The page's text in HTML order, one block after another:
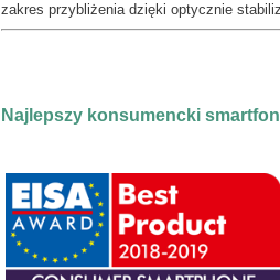
zakres przybliżenia dzięki optycznie
Najlepszy konsumencki smartfon